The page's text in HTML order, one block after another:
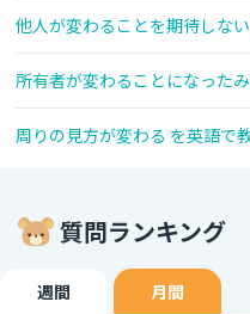
他人が変わることを期待しな
所有者が変わることになった
周りの見方が変わる を英語で
質問ランキング
週間 月間